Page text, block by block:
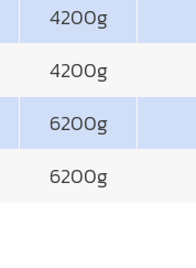
4200g
4200g
6200g
6200g